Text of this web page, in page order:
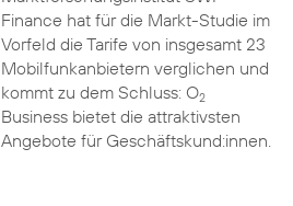
Finance hat für die Markt-Studie im
Vorfeld die Tarife von insgesamt 23
Mobilfunkanbietern verglichen und
kommt zu dem Schluss: O2
Business bietet die attraktivsten
Angebote für Geschäftskund:innen.